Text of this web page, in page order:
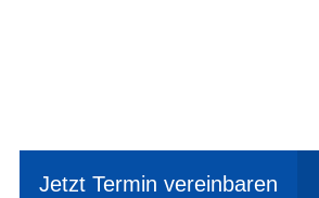
Jetzt Termin vereinbaren